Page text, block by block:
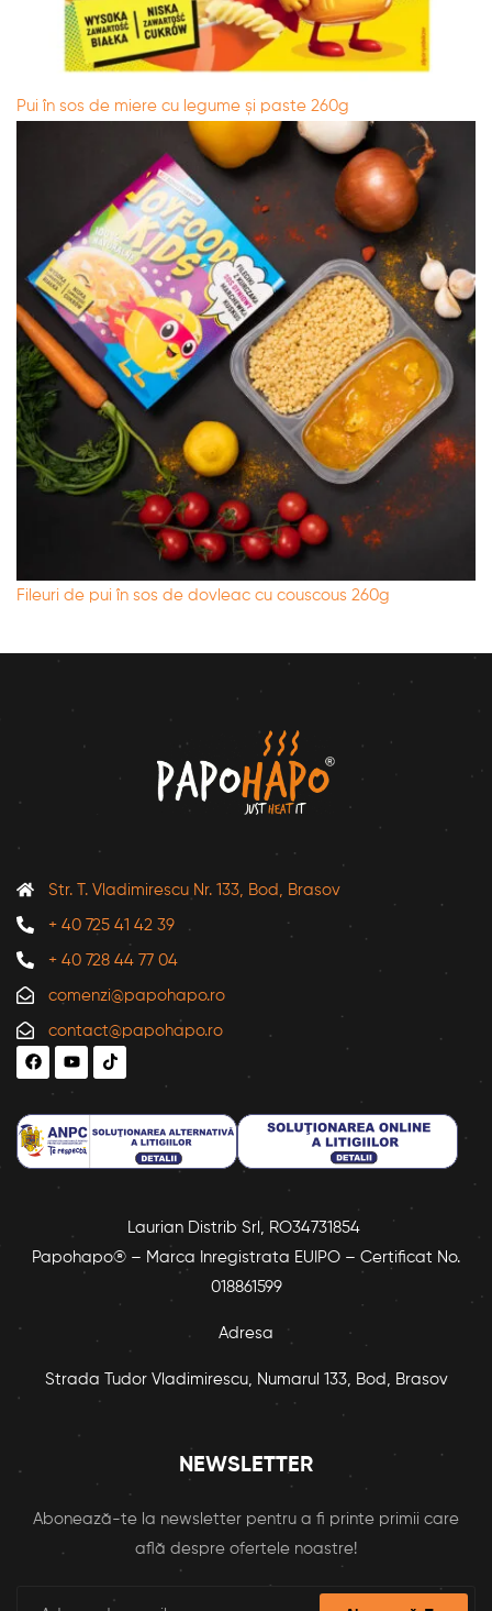
Pui în sos de miere cu legume și paste 260g
Fileuri de pui în sos de dovleac cu couscous 260g
Str. T. Vladimirescu Nr. 133, Bod, Brasov
+ 40 725 41 42 39
+ 40 728 44 77 04
comenzi@papohapo.ro
contact@papohapo.ro
Laurian Distrib Srl, RO34731854
Papohapo® – Marca Inregistrata EUIPO – Certificat No.
018861599
Adresa
Strada Tudor Vladimirescu, Numarul 133, Bod, Brasov
NEWSLETTER
Abonează-te la newsletter pentru a fi printe primii care
află despre ofertele noastre!